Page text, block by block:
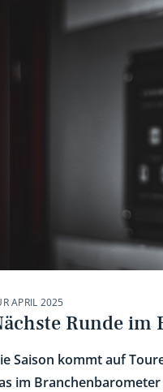
APRIL 2025
Runde im
Saison kommt auf
im